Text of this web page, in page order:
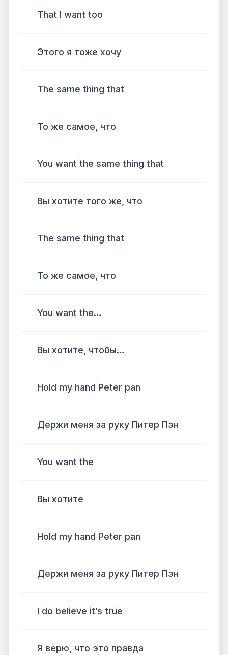
That I want too
Этого я тоже хочу
The same thing that
То же самое, что
You want the same thing that
Вы хотите того же, что
The same thing that
То же самое, что
You want the…
Вы хотите, чтобы…
Hold my hand Peter pan
Держи меня за руку Питер Пэн
You want the
Вы хотите
Hold my hand Peter pan
Держи меня за руку Питер Пэн
I do believe it’s true
Я верю, что это правда